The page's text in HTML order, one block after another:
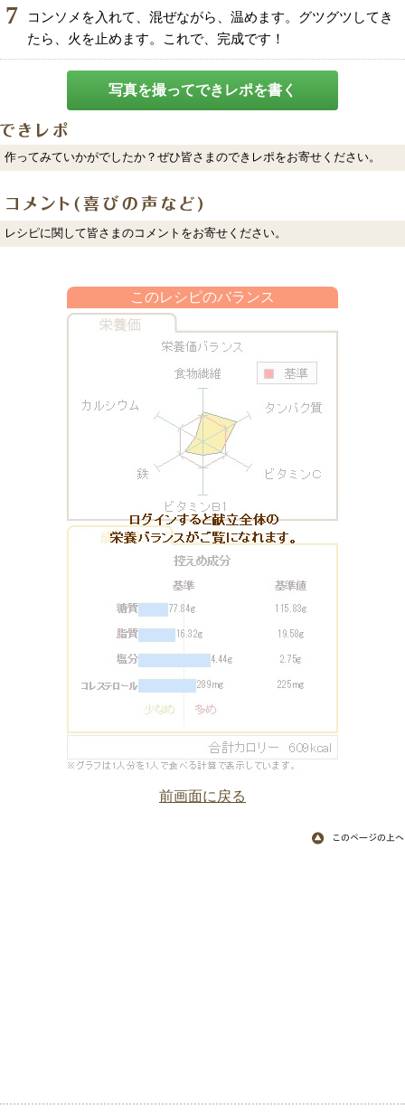
7
コンソメを入れて、混ぜながら、温めます。グツグツしてき
たら、火を止めます。これで、完成です！
写真を撮ってできレポを書く
作ってみていかがでしたか？ぜひ皆さまのできレポをお寄せください。
レシピに関して皆さまのコメントをお寄せください。
このレシピのバランス
前画面に戻る